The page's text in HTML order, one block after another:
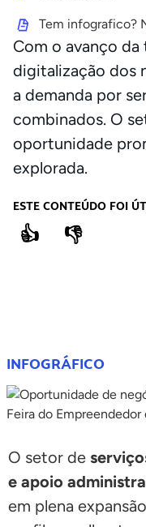
Tem infografico?
Com o avanço
digitalização dos
a demanda por
combinados. O
oportunidade
explorada.
ESTE CONTEÚDO FOI
👍 👎
INFOGRÁFICO
O setor de
e apoio
em plena